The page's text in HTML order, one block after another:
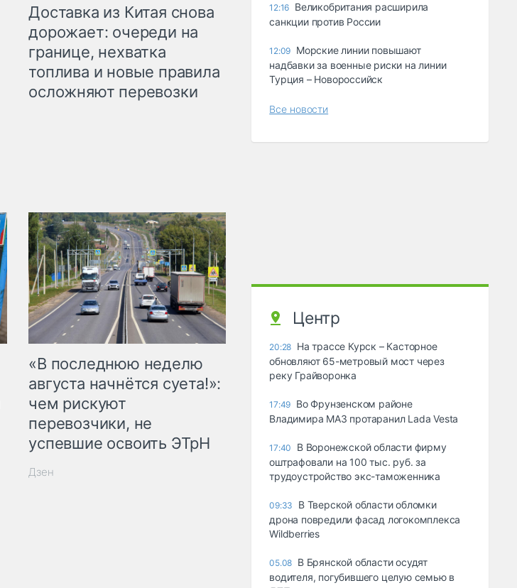
Доставка из Китая снова
дорожает: очереди на
границе, нехватка
топлива и новые правила
осложняют перевозки
«В последнюю неделю
августа начнётся суета!»:
чем рискуют
перевозчики, не
успевшие освоить ЭТрН
Дзен
12:16 Великобритания расширила
санкции против России
12:09 Морские линии повышают
надбавки за военные риски на линии
Турция – Новороссийск
Все новости
Центр
20:28 На трассе Курск – Касторное
обновляют 65-метровый мост через
реку Грайворонка
17:49 Во Фрунзенском районе
Владимира МАЗ протаранил Lada Vesta
17:40
В Воронежской области фирму
оштрафовали на 100 тыс. руб. за
трудоустройство экс-таможенника
09:33
В Тверской области обломки
дрона повредили фасад логокомплекса
Wildberries
05.08 В Брянской области осудят
водителя, погубившего целую семью в